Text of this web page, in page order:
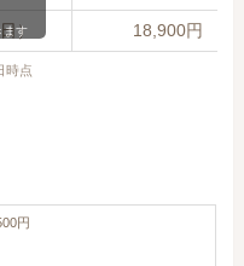
） 18,900円
時点
ます
円